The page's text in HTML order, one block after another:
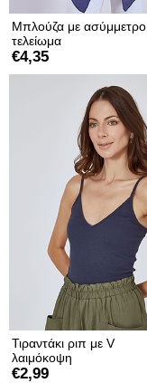
Μπλούζα με ασύμμετρο
τελείωμα
€4,35
Τιραντάκι ριπ με V
λαιμόκοψη
€2,99